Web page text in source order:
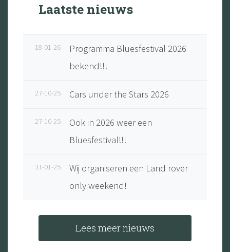
Laatste nieuws
18-01-26
Programma Bluesfestival 2026
bekend!!!
27-10-25 Cars under the Stars 2026
27-10-25
Ook in 2026 weer een
Bluesfestival!!!
31-01-25
Wij organiseren een Land rover
only weekend!
Lees meer nieuws